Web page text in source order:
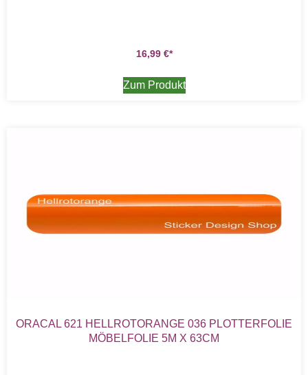
16,99 €
Zum Produkt
ORACAL 621 HELLROTORANGE 036 PLOTTERFOLIE
MÖBELFOLIE 5M X 63CM